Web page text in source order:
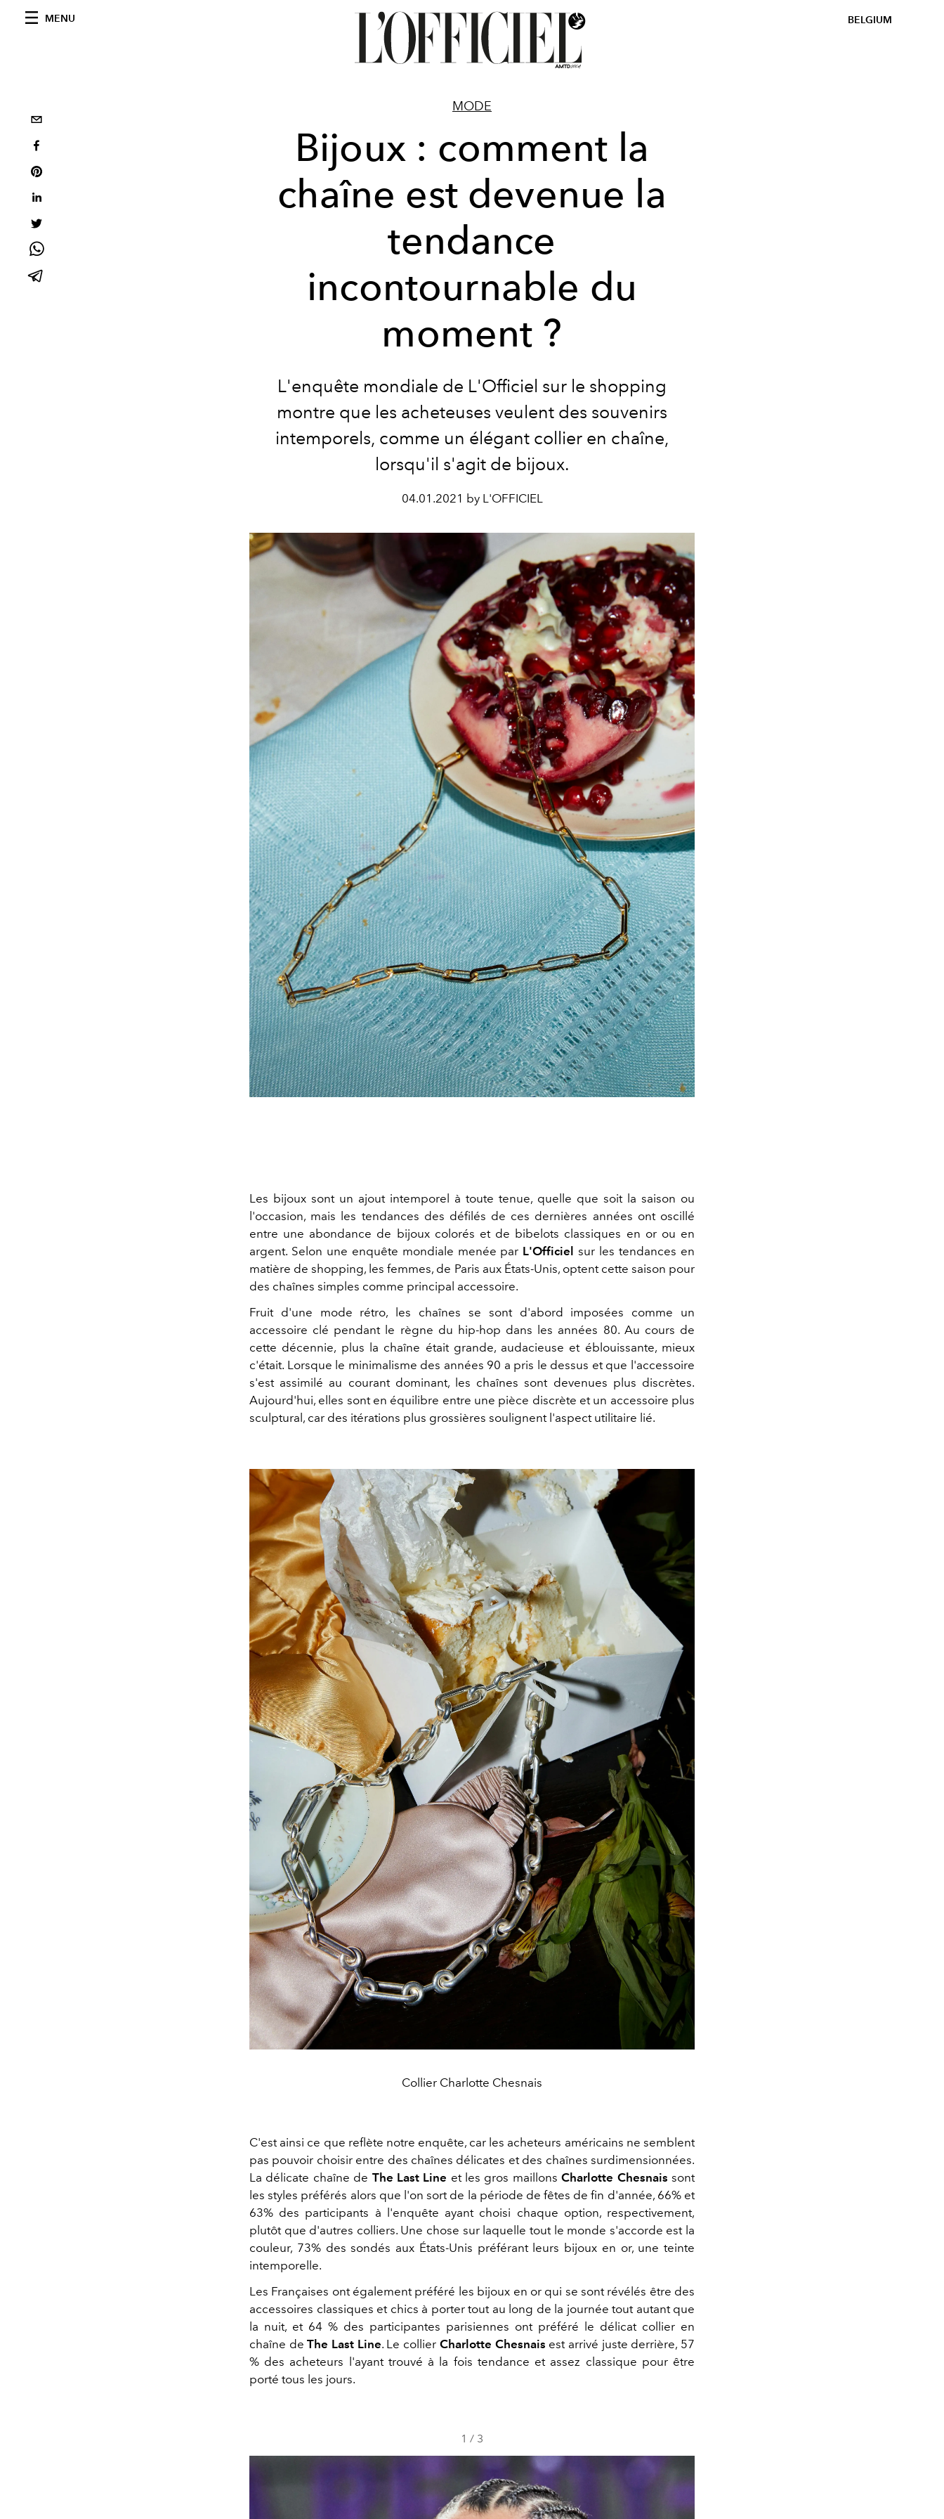
MENU BELGIUM
MODE
Bijoux : comment la
chaîne est devenue la
tendance
incontournable du
moment ?
L'enquête mondiale de L'Officiel sur le shopping
montre que les acheteuses veulent des souvenirs
intemporels, comme un élégant collier en chaîne,
lorsqu'il s'agit de bijoux.
04.01.2021 by L'OFFICIEL
Les bijoux sont un ajout intemporel à toute tenue, quelle que soit la saison ou
l'occasion, mais les tendances des défilés de ces dernières années ont oscillé
entre une abondance de bijoux colorés et de bibelots classiques en or ou en
argent. Selon une enquête mondiale menée par L'Officiel sur les tendances en
matière de shopping, les femmes, de Paris aux États-Unis, optent cette saison pour
des chaînes simples comme principal accessoire.
Fruit d'une mode rétro, les chaînes se sont d'abord imposées comme un
accessoire clé pendant le règne du hip-hop dans les années 80. Au cours de
cette décennie, plus la chaîne était grande, audacieuse et éblouissante, mieux
c'était. Lorsque le minimalisme des années 90 a pris le dessus et que l'accessoire
s'est assimilé au courant dominant, les chaînes sont devenues plus discrètes.
Aujourd'hui, elles sont en équilibre entre une pièce discrète et un accessoire plus
sculptural, car des itérations plus grossières soulignent l'aspect utilitaire lié.
Collier Charlotte Chesnais
C'est ainsi ce que reflète notre enquête, car les acheteurs américains ne semblent
pas pouvoir choisir entre des chaînes délicates et des chaînes surdimensionnées.
La délicate chaîne de The Last Line et les gros maillonsCharlotte Chesnaissont
les styles préférés alors que l'on sort de la période de fêtes de fin d'année, 66% et
63% des participants à l'enquête ayant choisi chaque option, respectivement,
plutôt que d'autres colliers. Une chose sur laquelle tout le monde s'accorde est la
couleur, 73% des sondés aux États-Unis préférant leurs bijoux en or, une teinte
intemporelle.
Les Françaises ont également préféré les bijoux en or qui se sont révélés être des
accessoires classiques et chics à porter tout au long de la journée tout autant que
la nuit, et 64 % des participantes parisiennes ont préféré le délicat collier en
chaîne deThe Last Line. Le collier Charlotte Chesnais est arrivé juste derrière, 57
% des acheteurs l'ayant trouvé à la fois tendance et assez classique pour être
porté tous les jours.
1 / 3